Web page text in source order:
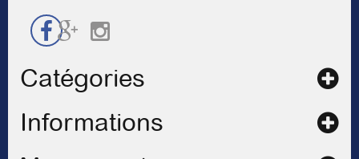
Catégories
Informations